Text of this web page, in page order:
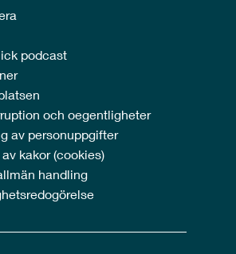
podcast
och oegentligheter
av personuppgifter
kakor (cookies)
handling